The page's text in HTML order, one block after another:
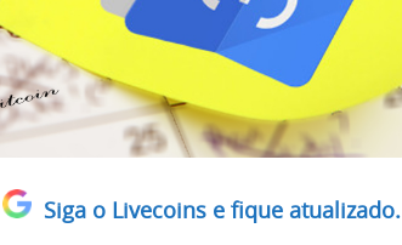
Siga o Livecoins e fique atualizado.